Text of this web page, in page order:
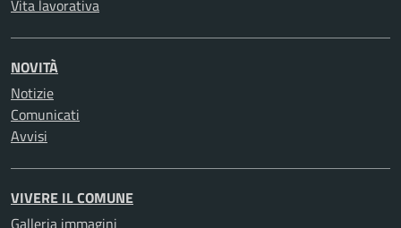
Vita lavorativa
NOVITÀ
Notizie
Comunicati
Avvisi
VIVERE IL COMUNE
Galleria immagini